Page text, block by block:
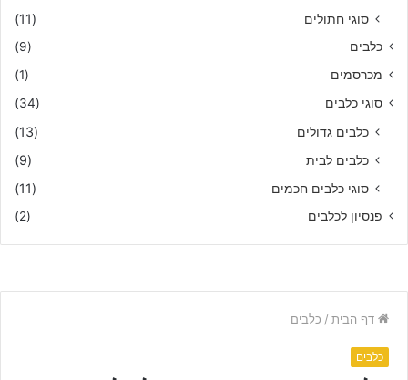
סוגי חתולים (11)
כלבים
(9)
מכרסמים
(1)
סוגי כלבים
(34)
כלבים גדולים
(13)
כלבים לבית
(9)
סוגי כלבים חכמים
(11)
פנסיון לכלבים (2)